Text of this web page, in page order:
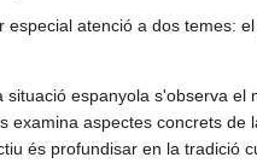
especial atenció a dos temes:
situació espanyola s'observa
examina aspectes concrets
és profundisar en la tradició